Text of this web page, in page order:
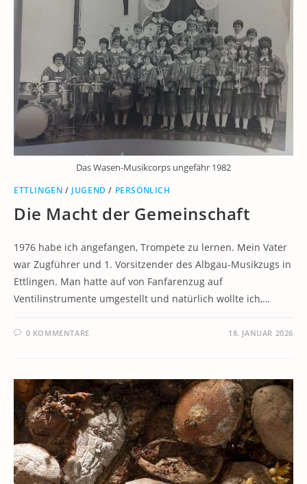
Das Wasen-Musikcorps ungefähr 1982
ETTLINGEN / JUGEND / PERSÖNLICH
Die Macht der Gemeinschaft
1976 habe ich angefangen, Trompete zu lernen. Mein Vater
war Zugführer und 1. Vorsitzender des Albgau-Musikzugs in
Ettlingen. Man hatte auf von Fanfarenzug auf
Ventilinstrumente umgestellt und natürlich wollte ich,…
0 KOMMENTARE 18. JANUAR 2026